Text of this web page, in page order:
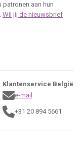
aan hun
Wil jij de nieuwsbrief
Klantenservice België
e-mail
+31 20 894 5661